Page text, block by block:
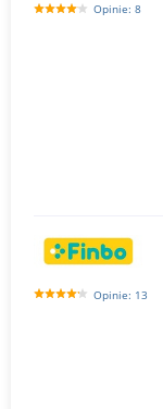
Opinie: 8
Opinie: 13